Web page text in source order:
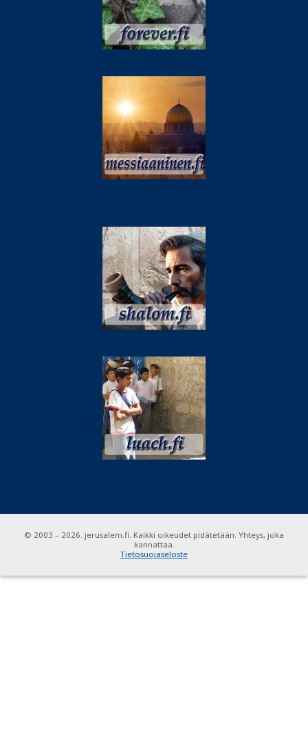
© 2003 – 2026. jerusalem.fi. Kaikki oikeudet pidätetään. Yhteys, joka
kannattaa.
Tietosuojaseloste